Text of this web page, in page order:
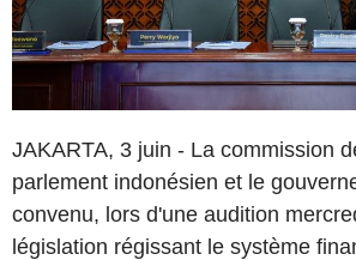
JAKARTA, 3 juin - La commission
parlement indonésien et le
convenu, lors d'une audition
législation régissant le système